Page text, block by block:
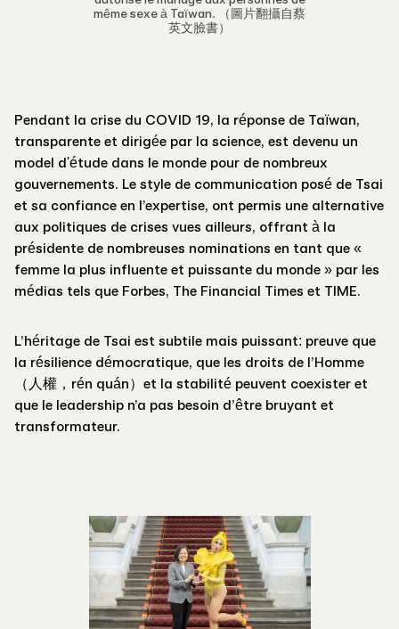
même sexe à Taïwan. （圖片翻攝自蔡
英文臉書）
Pendant la crise du COVID 19, la réponse de Taïwan,
transparente et dirigée par la science, est devenu un
model d'étude dans le monde pour de nombreux
gouvernements. Le style de communication posé de Tsai
et sa confiance en l’expertise, ont permis une alternative
aux politiques de crises vues ailleurs, offrant à la
présidente de nombreuses nominations en tant que «
femme la plus influente et puissante du monde » par les
médias tels que Forbes, The Financial Times et TIME.
L’héritage de Tsai est subtile mais puissant: preuve que
la résilience démocratique, que les droits de l’Homme
（人權，rén quán）et la stabilité peuvent coexister et
que le leadership n’a pas besoin d’être bruyant et
transformateur.